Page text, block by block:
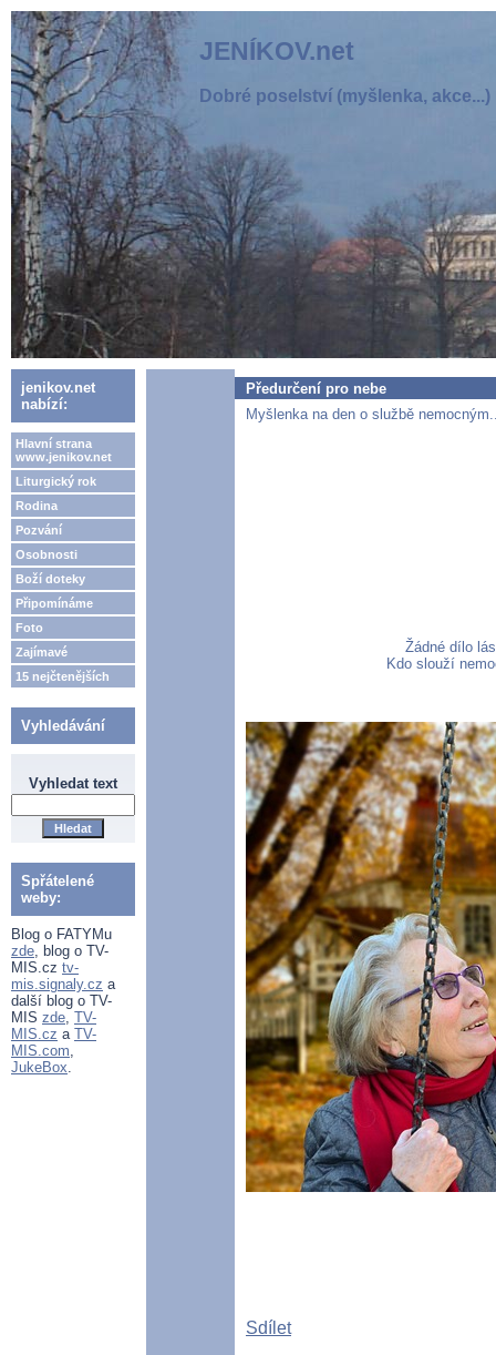
JENÍKOV.net
Dobré poselství (myšlenka,
jenikov.net
nabízí:
Hlavní strana
www.jenikov.net
Liturgický rok
Rodina
Pozvání
Osobnosti
Boží doteky
Připomínáme
Foto
Zajímavé
15 nejčtenějších
Vyhledávání
Vyhledat text
Spřátelené
weby:
Blog o FATYMu
zde, blog o TV-
MIS.cz tv-
mis.signaly.cz a
další blog o TV-
MIS zde, TV-
MIS.cz a TV-
MIS.com,
JukeBox.
Předurčení pro nebe
Myšlenka na den o službě
Žádné dílo
Kdo slouží
Sdílet